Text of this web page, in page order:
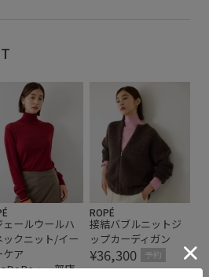
トがきれい
タイトスカート チェック柄
ネックレス ハリ感
ーバー ポリエステル
ル ワントーンコーデ
上品 五分丈 五分袖
テム 小物 幅広
ェールウールハ
ックニット/イー
ケア
・一部店
ROPÉ
接結バブルニットジ
ップカーディガン
¥36,300 予約